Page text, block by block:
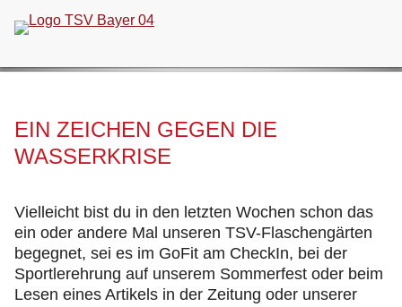
überspringen
EIN ZEICHEN GEGEN DIE
WASSERKRISE
Vielleicht bist du in den letzten Wochen schon das
ein oder andere Mal unseren TSV-Flaschengärten
begegnet, sei es im GoFit am CheckIn, bei der
Sportlerehrung auf unserem Sommerfest oder beim
Lesen eines Artikels in der Zeitung oder unserer